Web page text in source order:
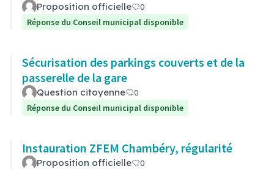
Proposition officielle
0
Réponse du Conseil municipal disponible
Sécurisation des parkings couverts et de la
passerelle de la gare
Question citoyenne
0
Réponse du Conseil municipal disponible
Instauration ZFEM Chambéry, régularité
Proposition officielle
0